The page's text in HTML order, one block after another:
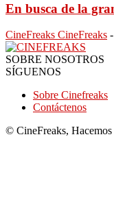
En busca de la
CineFreaks CineFreaks -
SOBRE NOSOTROS
SÍGUENOS
Sobre Cinefreaks
Contáctenos
© CineFreaks,